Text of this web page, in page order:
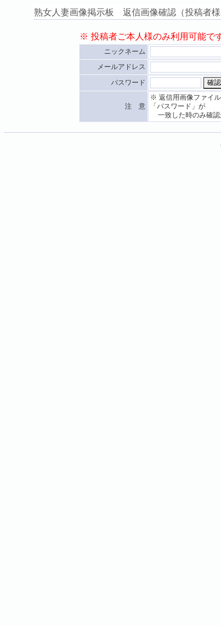
熟女人妻画像掲示板 返信画像確認（投稿者
※ 投稿者ご本人様のみ利用可能
ニックネーム
メールアドレス
パスワード
注 意
※ 返信用画像ファイ
「パスワード」が
一致した時のみ確認